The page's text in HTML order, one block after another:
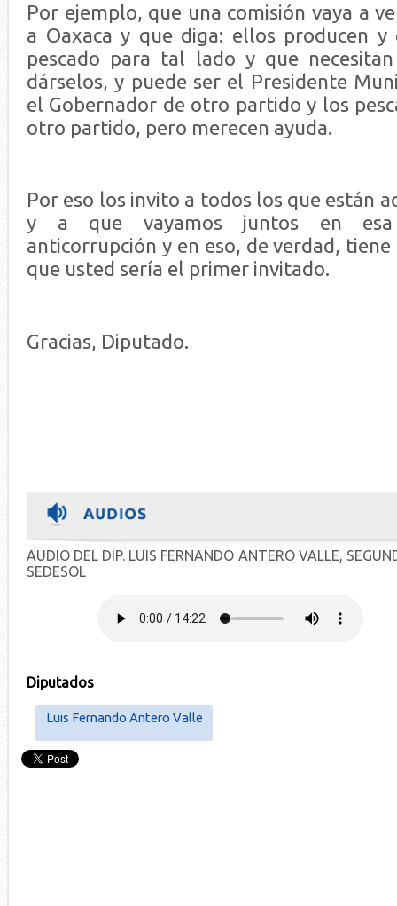
Por ejemplo, que una comisión vaya a
a Oaxaca y que diga: ellos producen y
pescado para tal lado y que
dárselos, y puede ser el Presidente
el Gobernador de otro partido y los
otro partido, pero merecen ayuda.
Por eso los invito a todos los que están
y a que vayamos juntos en esa
anticorrupción y en eso, de verdad,
que usted sería el primer invitado.
Gracias, Diputado.
AUDIO DEL DIP. LUIS FERNANDO ANTERO VALLE,
SEDESOL
Diputados
Luis Fernando Antero Valle